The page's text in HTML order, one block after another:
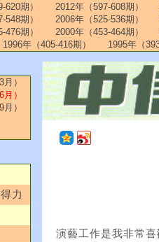
620期） 2012年（597-608期）
548期） 2006年（525-536期）
476期） 2000年（453-464期）
1996年（405-416期）
1995年（
）
）
）
力
演藝工作是我非常